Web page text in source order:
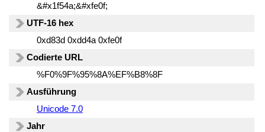
&#x1f54a;&#xfe0f;
UTF-16 hex
0xd83d 0xdd4a 0xfe0f
Codierte URL
%F0%9F%95%8A%EF%B8%8F
Ausführung
Unicode 7.0
Jahr